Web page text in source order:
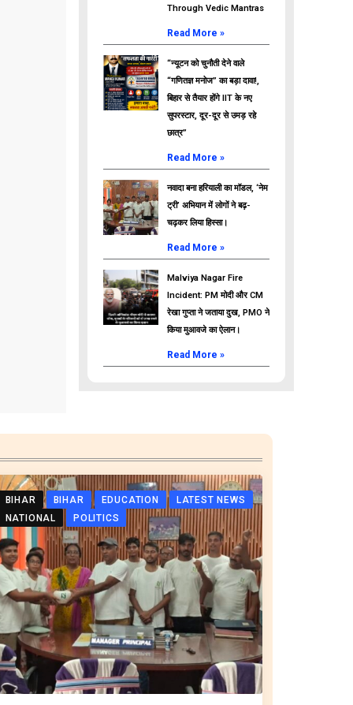
Through Vedic Mantras
Read More »
“न्यूटन को चुनौती देने वाले
“गणितज्ञ मनोज” का बड़ा दावा!,
बिहार से तैयार होंगे IIT के नए
सुपरस्टार, दूर-दूर से उमड़ रहे
छात्र”
Read More »
नवादा बना हरियाली का मॉडल, ‘नेम
ट्री’ अभियान में लोगों ने बढ़-
चढ़कर लिया हिस्सा।
Read More »
Malviya Nagar Fire
Incident: PM मोदी और CM
रेखा गुप्ता ने जताया दुख, PMO ने
किया मुआवजे का ऐलान।
Read More »
BIHAR BIHAR EDUCATION
LATEST NEWS
NATIONAL
POLITICS